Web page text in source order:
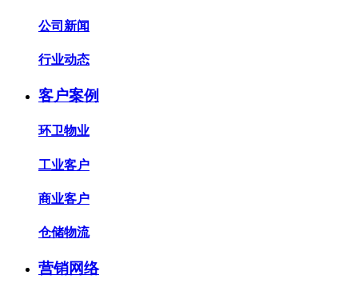
公司新闻
行业动态
客户案例
环卫物业
工业客户
商业客户
仓储物流
营销网络